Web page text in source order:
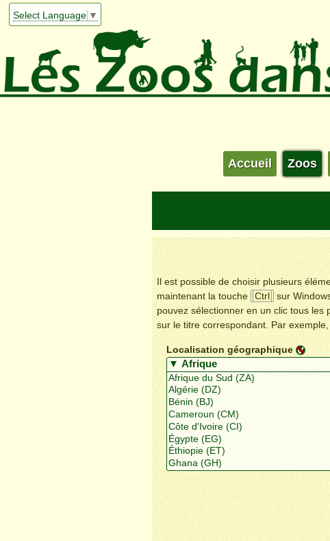
Select Language ▼
Accueil Zoos
Il est possible de choisir plusieurs
maintenant la touche
Ctrl sur
pouvez sélectionner en un clic tous
sur le titre correspondant. Par
Localisation géographique